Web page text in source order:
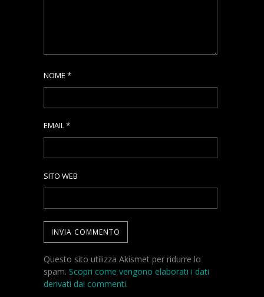
NOME *
EMAIL*
SITO WEB
Questo sito utilizza Akismet per ridurre lo
spam. Scopri come vengono elaborati i dati
derivati dai commenti.